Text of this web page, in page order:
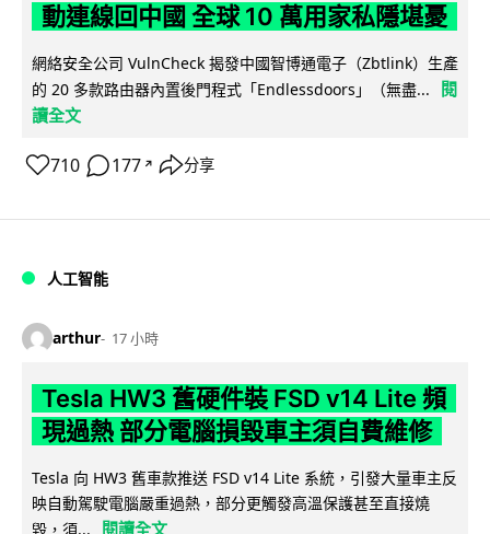
動連線回中國 全球 10 萬用家私隱堪憂
網絡安全公司 VulnCheck 揭發中國智博通電子（Zbtlink）生產
的 20 多款路由器內置後門程式「Endlessdoors」（無盡...
閱
讀全文
710 177 ↗ 分享
人工智能
arthur 17 小時
Tesla HW3 舊硬件裝 FSD v14 Lite 頻
現過熱 部分電腦損毀車主須自費維修
Tesla 向 HW3 舊車款推送 FSD v14 Lite 系統，引發大量車主反
映自動駕駛電腦嚴重過熱，部分更觸發高溫保護甚至直接燒
毀，須...
閱讀全文